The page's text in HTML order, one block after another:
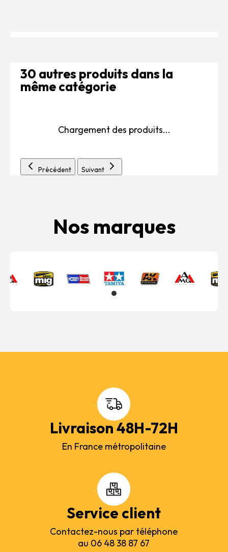
30 autres produits dans la
même catégorie
Chargement des produits...
Précédent Suivant
Nos marques
Livraison 48H-72H
En France métropolitaine
Service client
Contactez-nous par téléphone
au 06 48 38 87 67